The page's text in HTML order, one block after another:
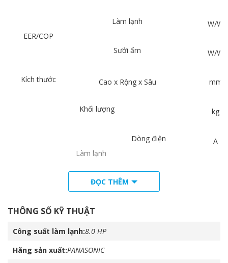
EER/COP
Làm lạnh W/W
Sưởi ấm W/W
Kích thước Cao x Rộng x Sâu mm
Khối lượng kg
Làm lạnh
Dòng điện A
Công suất điện
Sưởi ấm
ĐỌC THÊM
THÔNG SỐ KỸ THUẬT
Công suất làm lạnh 8.0 HP
Hãng sản xuất PANASONIC